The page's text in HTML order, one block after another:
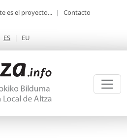
es el proyecto... | Contacto
ES | EU